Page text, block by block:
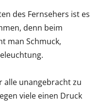
des Fernsehers ist es
denn beim
man Schmuck,
alle unangebracht zu
viele einen Druck